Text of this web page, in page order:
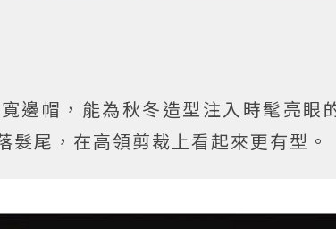
邊帽，能為秋冬造型注入時髦亮眼
尾，在高領剪裁上看起來更有型。